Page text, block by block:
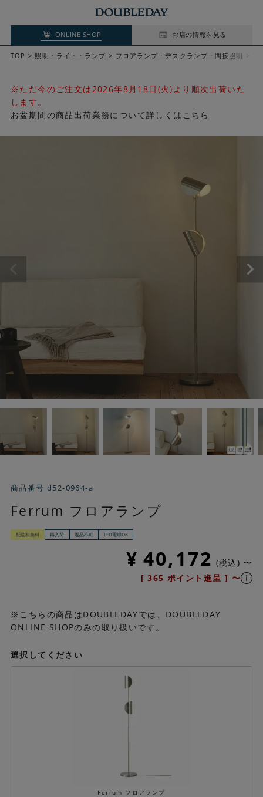
ONLINE SHOP お店の情報を見る
TOP 照明・ライト・ランプ フロアランプ・デスクランプ・間接照明
※ただ今のご注文は2026年8月18日(火)より順次出荷いた
します。
お盆期間の商品出荷業務について詳しくは こちら
商品番号 d52-0964-a
Ferrum フロアランプ
配送料無料 再入荷 返品不可 LED電球OK
¥ 40,172 税込
〜
[ 365 ポイント進呈 ] 〜
※こちらの商品はDOUBLEDAYでは、DOUBLEDAY
ONLINE SHOPのみの取り扱いです。
選択してください
Ferrum フロアランプ